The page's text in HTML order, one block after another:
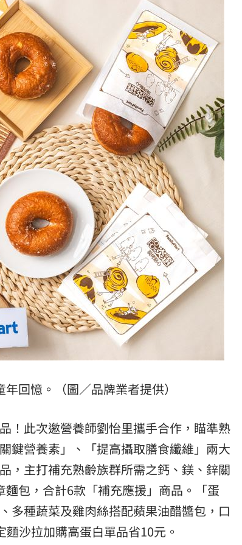
回憶。（圖／品牌業者提供）
！此次邀營養師劉怡里攜手合作，瞄準熟
鍵營養素」、「提高攝取膳食纖維」兩大
，主打補充熟齡族群所需之鈣、鎂、鋅關
包，合計6款「補充應援」商品。「蛋
多種蔬菜及雞肉絲搭配蘋果油醋醬包，口
沙拉加購高蛋白單品省10元。